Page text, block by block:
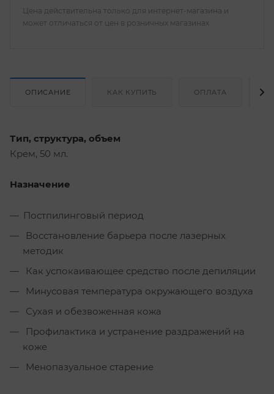
Цена действительна только для интернет-магазина и
может отличаться от цен в розничных магазинах
ОПИСАНИЕ КАК КУПИТЬ ОПЛАТА
Тип, структура, объем
Крем, 50 мл.
Назначение
Постпилинговый период
Восстановление барьера после лазерных
методик
Как успокаивающее средство после депиляции
Минусовая температура окружающего воздуха
Сухая и обезвоженная кожа
Профилактика и устранение раздражений на
коже
Менопазуальное старение